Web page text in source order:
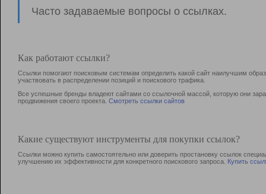
Часто задаваемые вопросы о ссылках.
Как работают ссылки?
Ссылки помогают поисковым системам определить какой сайт наилучшим
участвовать в раcпределении позиций и поискового трафика.
Все успешные бренды владеют сайтами со ссылочной массой, которую они
продвижения своего проекта. Смотреть ссылки сайтов
Какие существуют инструменты для покупки ссылок?
Ссылки можно купить самостоятельно или доверить простановку ссылок
улучшению их эффективности для конкретного поискового запроса. Купить